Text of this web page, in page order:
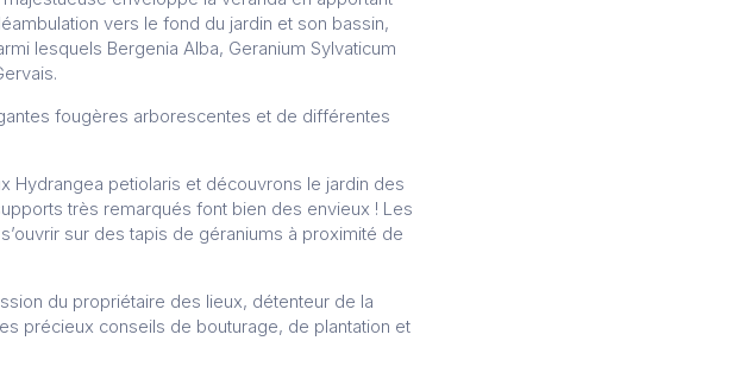
vers le fond du jardin et son bassin,
lesquels Bergenia Alba, Geranium Sylvaticum
fougères arborescentes et de différentes
Hydrangea petiolaris et découvrons le jardin des
très remarqués font bien des envieux ! Les
sur des tapis de géraniums à proximité de
du propriétaire des lieux, détenteur de la
précieux conseils de bouturage, de plantation et